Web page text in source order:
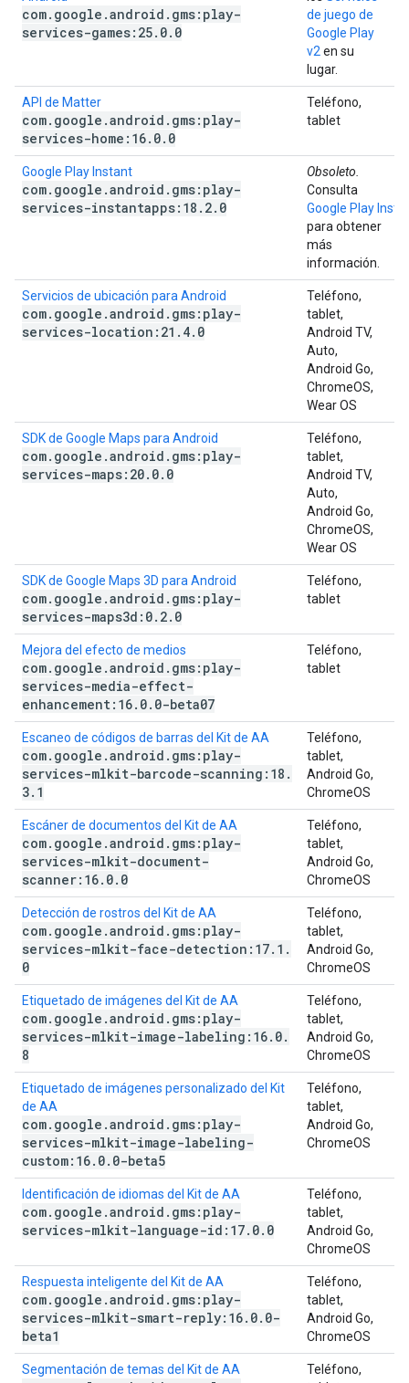
com. google .android . gms:play-
services-games:25. 0. 0
de juego de
Google Play
v2 en su
lugar.
API de Matter
com. google .android . gms:play-
services-home:16. 0. 0
Teléfono,
tablet
Google Play Instant
com. google .android . gms:play-
services-instantapps:18 . 2. 0
Obsoleto.
Consulta
Google Play
para obtener
más
información.
Servicios de ubicación para Android
com. google .android . gms:play-
services-location:21 . 4. 0
Teléfono,
tablet,
Android TV,
Auto,
Android Go,
ChromeOS,
Wear OS
SDK de Google Maps para Android
com. google .android . gms:play-
services-maps:20. 0. 0
Teléfono,
tablet,
Android TV,
Auto,
Android Go,
ChromeOS,
Wear OS
SDK de Google Maps 3D para Android
com. google .android . gms:play-
services-maps3d:0. 2. 0
Teléfono,
tablet
Mejora del efecto de medios
com. google .android . gms:play-
services-media-effect-
enhancement:16. 0. 0-beta07
Teléfono,
tablet
Escaneo de códigos de barras del Kit de AA
com. google .android . gms:play-
services-mlkit-barcode-scanning:18 .
3. 1
Teléfono,
tablet,
Android Go,
ChromeOS
Escáner de documentos del Kit de AA
com. google .android . gms:play-
services-mlkit-document-
scanner:16. 0. 0
Teléfono,
tablet,
Android Go,
ChromeOS
Detección de rostros del Kit de AA
com. google .android . gms:play-
services-mlkit-face-detection:17. 1 .
0
Teléfono,
tablet,
Android Go,
ChromeOS
Etiquetado de imágenes del Kit de AA
com. google .android . gms:play-
services-mlkit-image-labeling:16. 0.
8
Teléfono,
tablet,
Android Go,
ChromeOS
Etiquetado de imágenes personalizado del Kit
de AA
com. google .android . gms:play-
services-mlkit-image-labeling-
custom:16. 0. 0-beta5
Teléfono,
tablet,
Android Go,
ChromeOS
Identificación de idiomas del Kit de AA
com. google .android . gms:play-
services-mlkit-language-id:17. 0. 0
Teléfono,
tablet,
Android Go,
ChromeOS
Respuesta inteligente del Kit de AA
com. google .android . gms:play-
services-mlkit-smart-reply:16. 0. 0-
beta1
Teléfono,
tablet,
Android Go,
ChromeOS
Segmentación de temas del Kit de AA
Teléfono,